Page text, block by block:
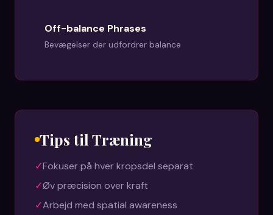
Off-balance Phrases
Bevægelser der udfordrer balance
Tips til Træning
✓Fokuser på hver kropsdel separat
✓Øv præcision over kraft
✓Arbejd med spatial awareness